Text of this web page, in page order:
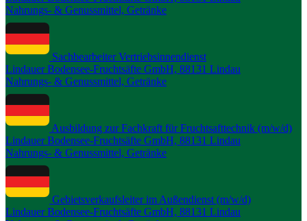
Nahrungs- & Genussmittel, Getränke
Sachbearbeiter Vertriebsinnendienst
Lindauer Bodensee-Fruchtsäfte GmbH, 88131 Lindau
Nahrungs- & Genussmittel, Getränke
Ausbildung zur Fachkraft für Fruchtsafttechnik (m/w/d)
Lindauer Bodensee-Fruchtsäfte GmbH, 88131 Lindau
Nahrungs- & Genussmittel, Getränke
Gebietsverkaufsleiter im Außendienst (m/w/d)
Lindauer Bodensee-Fruchtsäfte GmbH, 88131 Lindau